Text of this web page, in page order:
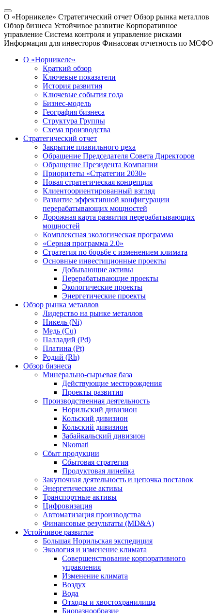
О «Норникеле» Стратегический отчет Обзор рынка металлов
Обзор бизнеса Устойчивое развитие Корпоративное
управление Система контроля и управление рисками
Информация для инвесторов Финасовая отчетность по МСФО
О «Норникеле»
Краткий обзор
Ключевые показатели
История развития
Ключевые события года
Бизнес-модель
География бизнеса
Структура Группы
Схема производства
Стратегический отчет
Закрытие плавильного цеха
Обращение Председателя Совета Директоров
Обращение Президента Компании
Приоритеты «Стратегии 2030»
Новая стратегическая концепция
Клиентоориентированный взгляд
Развитие эффективной конфигурации
перерабатывающих мощностей
Дорожная карта развития перерабатывающих
мощностей
Комплексная экологическая программа
«Серная программа 2.0»
Стратегия по борьбе с изменением климата
Основные инвестиционные проекты
Добывающие активы
Перерабатывающие проекты
Экологические проекты
Энергетические проекты
Обзор рынка металлов
Лидерство на рынке металлов
Никель (Ni)
Медь (Cu)
Палладий (Pd)
Платина (Pt)
Родий (Rh)
Обзор бизнеса
Минерально-сырьевая база
Действующие месторождения
Проекты развития
Производственная деятельность
Норильский дивизион
Кольский дивизион
Кольский дивизион
Забайкальский дивизион
Nkomati
Сбыт продукции
Сбытовая стратегия
Продуктовая линейка
Закупочная деятельность и цепочка поставок
Энергетические активы
Транспортные активы
Цифровизация
Автоматизация производства
Финансовые результаты (MD&A)
Устойчивое развитие
Большая Норильская экспедиция
Экология и изменение климата
Совершенствование корпоративного
управления
Изменение климата
Воздух
Вода
Отходы и хвостохранилища
Биоразнообразие